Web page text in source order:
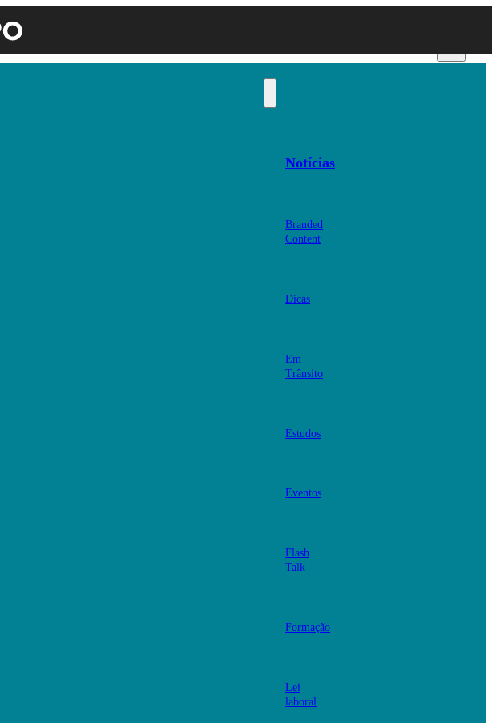
Notícias
Branded
Content
Dicas
Em
Trânsito
Estudos
Eventos
Flash
Talk
Formação
Lei
laboral